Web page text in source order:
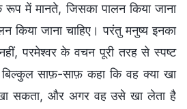
में मानते, जिसका पालन किया जाना
किया जाना चाहिए। परंतु मनुष्य इनका
परमेश्वर के वचन पूरी तरह से स्पष्ट
साफ़-साफ़ कहा कि वह क्या खा
सकता, और अगर वह उसे खा लेता है